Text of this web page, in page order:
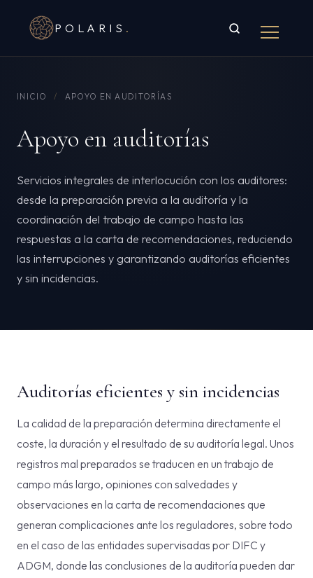
POLARIS .
INICIO / APOYO EN AUDITORÍAS
Apoyo en auditorías
Servicios integrales de interlocución con los auditores:
desde la preparación previa a la auditoría y la
coordinación del trabajo de campo hasta las
respuestas a la carta de recomendaciones, reduciendo
las interrupciones y garantizando auditorías eficientes
y sin incidencias.
Auditorías eficientes y sin incidencias
La calidad de la preparación determina directamente el
coste, la duración y el resultado de su auditoría legal. Unos
registros mal preparados se traducen en un trabajo de
campo más largo, opiniones con salvedades y
observaciones en la carta de recomendaciones que
generan complicaciones ante los reguladores, sobre todo
en el caso de las entidades supervisadas por DIFC y
ADGM, donde las conclusiones de la auditoría pueden dar